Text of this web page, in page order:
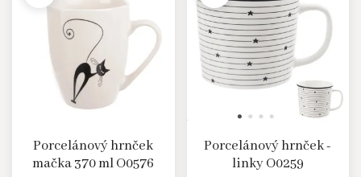
Porcelánový hrnček
mačka 370 ml O0576
Porcelánový hrnček -
linky O0259